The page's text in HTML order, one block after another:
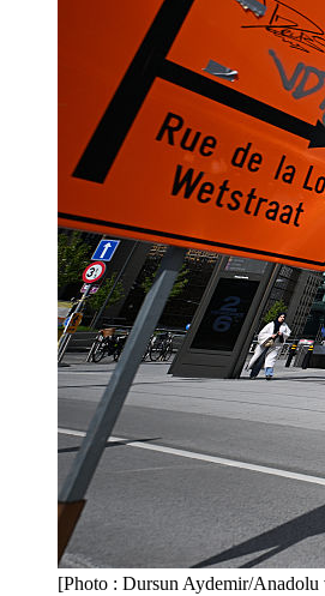
[Photo : Dursun Aydemir/Anadolu